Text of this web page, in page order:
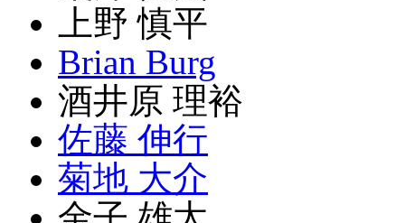
上野 慎平
Brian Burg
酒井原 理裕
佐藤 伸行
菊地 大介